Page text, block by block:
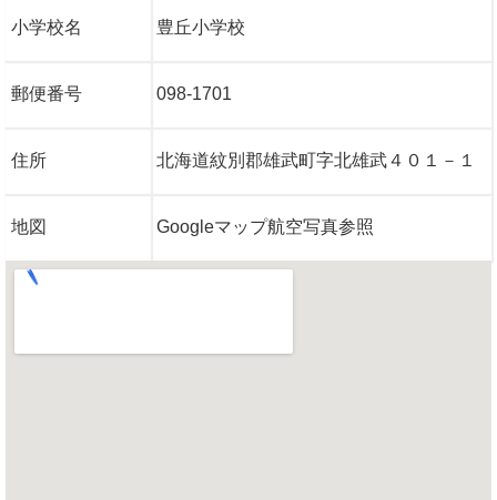
小学校名 豊丘小学校
郵便番号 098-1701
住所 北海道紋別郡雄武町字北雄武４０１－１
地図 Googleマップ航空写真参照